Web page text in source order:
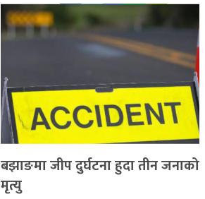
बझाङमा जीप दुर्घटना हुदा तीन जनाको
मृत्यु